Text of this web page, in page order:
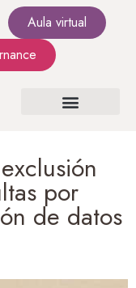
Aula virtual
por
de datos